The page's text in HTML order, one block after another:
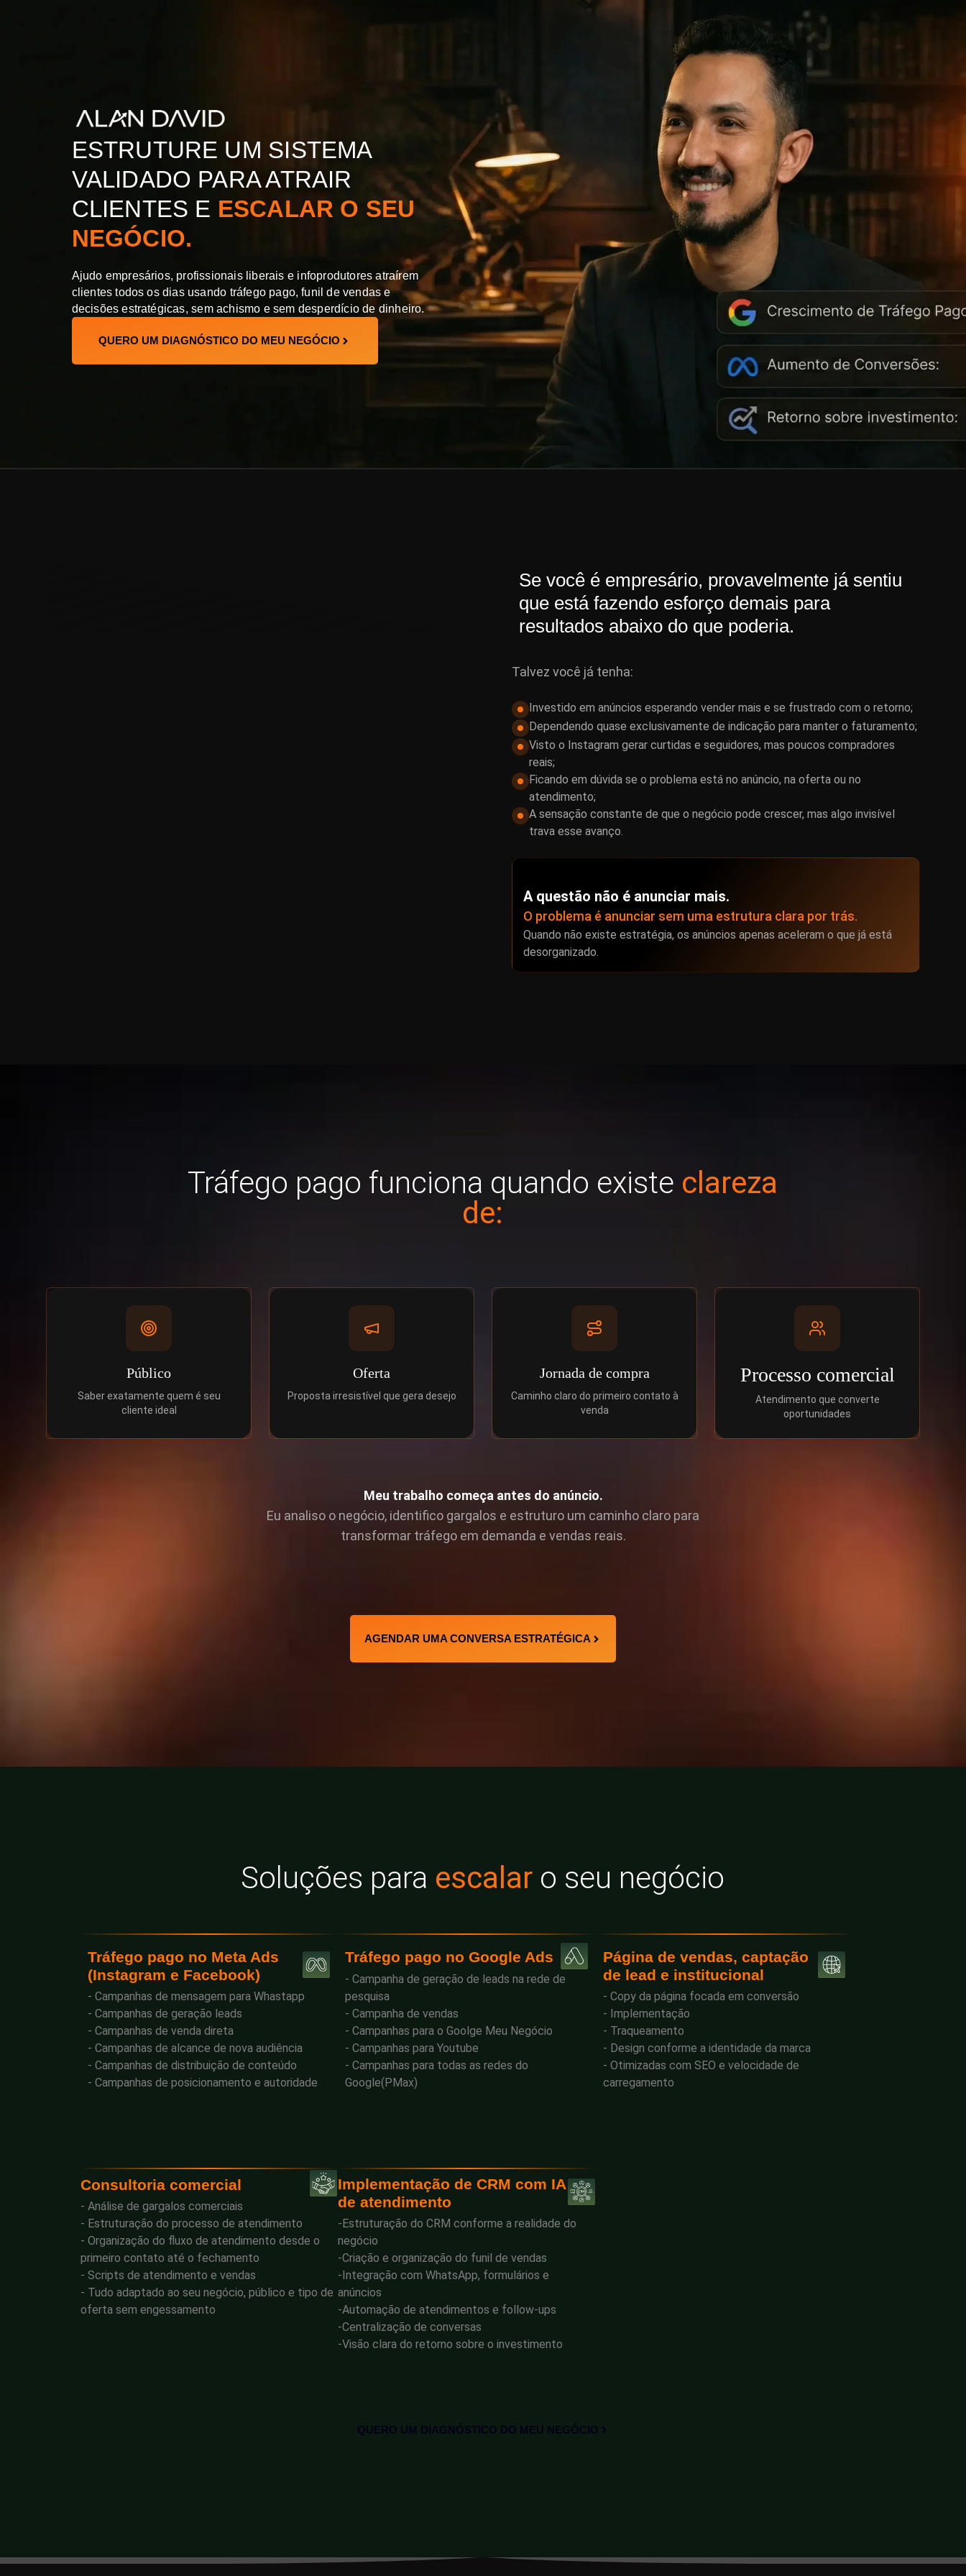
ESTRUTURE UM SISTEMA
VALIDADO PARA ATRAIR
CLIENTES E ESCALAR O SEU
NEGÓCIO.
Ajudo empresários, profissionais liberais e infoprodutores atraírem
clientes todos os dias usando tráfego pago, funil de vendas e
decisões estratégicas,sem achismo e sem desperdício de dinheiro.
QUERO UM DIAGNÓSTICO DO MEU NEGÓCIO
Se você é empresário, provavelmente já sentiu
que está fazendo esforço demais para
resultados abaixo do que poderia.
Talvez você já tenha:
Investido em anúncios esperando vender mais e se frustrado com o retorno;
Dependendo quase exclusivamente de indicação para manter o faturamento;
Visto o Instagram gerar curtidas e seguidores, mas poucos compradores
reais;
Ficando em dúvida se o problema está no anúncio, na oferta ou no
atendimento;
A sensação constante de que o negócio pode crescer, mas algo invisível
trava esse avanço.
A questão não é anunciar mais.
O problema é anunciar sem uma estrutura clara por trás.
Quando não existe estratégia, os anúncios apenas aceleram o que já está
desorganizado.
Tráfego pago funciona quando existe clareza
de:
Público
Saber exatamente quem é seu
cliente ideal
Oferta
Proposta irresistível que gera desejo
Jornada de compra
Caminho claro do primeiro contato à
venda
Processo comercial
Atendimento que converte
oportunidades
Meu trabalho começa antes do anúncio.
Eu analiso o negócio, identifico gargalos e estruturo um caminho claro para
transformar tráfego em demanda e vendas reais.
AGENDAR UMA CONVERSA ESTRATÉGICA
Soluções para escalar o seu negócio
Tráfego pago no Meta Ads
(Instagram e Facebook)
- Campanhas de mensagem para Whastapp
- Campanhas de geração leads
- Campanhas de venda direta
- Campanhas de alcance de nova audiência
- Campanhas de distribuição de conteúdo
- Campanhas de posicionamento e autoridade
Tráfego pago no Google Ads
- Campanha de geração de leads na rede de
pesquisa
- Campanha de vendas
- Campanhas para o Goolge Meu Negócio
- Campanhas para Youtube
- Campanhas para todas as redes do
Google(PMax)
Página de vendas, captação
de lead e institucional
- Copy da página focada em conversão
- Implementação
- Traqueamento
- Design conforme a identidade da marca
- Otimizadas com SEO e velocidade de
carregamento
Consultoria comercial
- Análise de gargalos comerciais
- Estruturação do processo de atendimento
- Organização do fluxo de atendimento desde o
primeiro contato até o fechamento
- Scripts de atendimento e vendas
- Tudo adaptado ao seu negócio, público e tipo de
oferta sem engessamento
Implementação de CRM com IA
de atendimento
-Estruturação do CRM conforme a realidade do
negócio
-Criação e organização do funil de vendas
-Integração com WhatsApp, formulários e
anúncios
-Automação de atendimentos e follow-ups
-Centralização de conversas
-Visão clara do retorno sobre o investimento
QUERO UM DIAGNÓSTICO DO MEU NEGÓCIO